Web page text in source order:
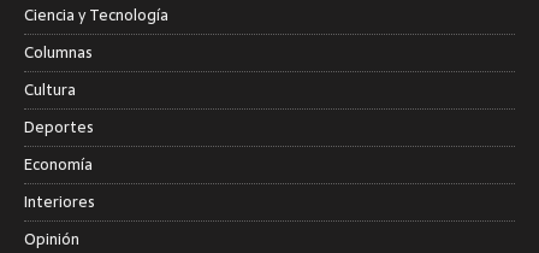
Ciencia y Tecnología
Columnas
Cultura
Deportes
Economía
Interiores
Opinión